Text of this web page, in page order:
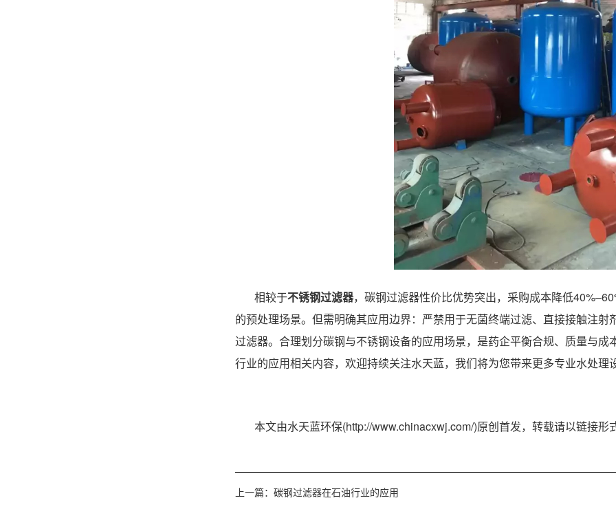
相较于不锈钢过滤器，碳钢过滤器性价比优势突出，采购成本降低
的预处理场景。但需明确其应用边界：严禁用于无菌终端过滤、直接接触注
过滤器。合理划分碳钢与不锈钢设备的应用场景，是药企平衡合规、质量与
行业的应用相关内容，欢迎持续关注水天蓝，我们将为您带来更多专业水处
本文由水天蓝环保(http://www.chinacxwj.com/)原创首发，转载请以链接形
上一篇： 碳钢过滤器在石油行业的应用